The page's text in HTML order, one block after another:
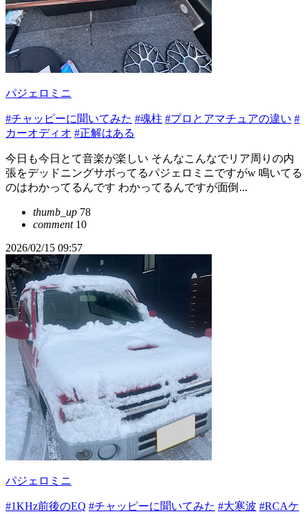
パジェロミニ
#チャッピーに聞いてみた #魂柱 #プロとアマチュアの違い #
カーオディオ #正解はある
今日も今日とて音楽が楽しい そんなこんなでリア周りの内
張をデッドニングサボってるパジェロミニですがw 鳴いてる
のはわかってるんです わかってるんですが面倒...
thumb_up 78
comment10
2026/02/15 09:57
パジェロミニ
#1KHz前後のEQ #チャッピーに聞いてみた #大寒波 #RCAケ